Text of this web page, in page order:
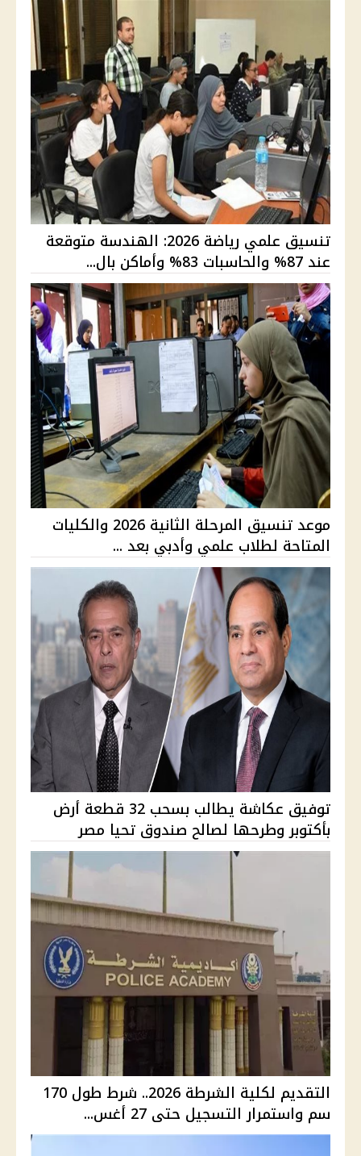
تنسيق علمي رياضة 2026: الهندسة متوقعة
عند 87% والحاسبات 83% وأماكن بال...
موعد تنسيق المرحلة الثانية 2026 والكليات
المتاحة لطلاب علمي وأدبي بعد ...
توفيق عكاشة يطالب بسحب 32 قطعة أرض
بأكتوبر وطرحها لصالح صندوق تحيا مصر
التقديم لكلية الشرطة 2026.. شرط طول 170
سم واستمرار التسجيل حتى 27 أغس...